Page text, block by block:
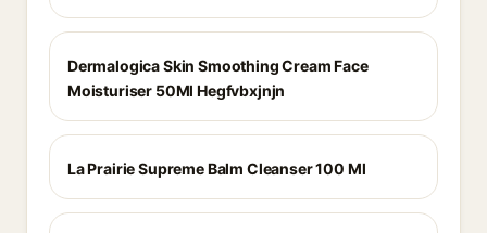
Dermalogica Skin Smoothing Cream Face
Moisturiser 50Ml Hegfvbxjnjn
La Prairie Supreme Balm Cleanser 100 Ml